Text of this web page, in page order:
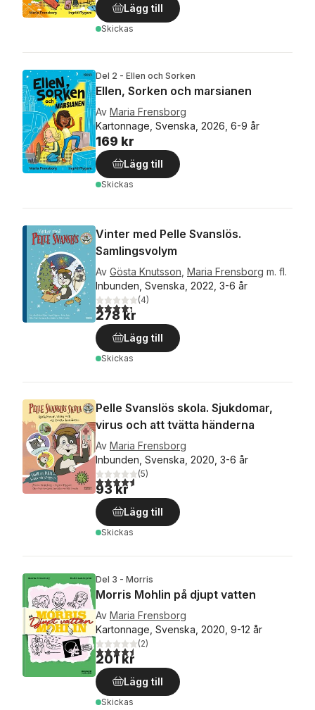
Lägg till
Skickas
Del 2 - Ellen och Sorken
Ellen, Sorken och marsianen
Av Maria Frensborg
Kartonnage, Svenska, 2026, 6-9 år
169 kr
Lägg till
Skickas
Vinter med Pelle Svanslös.
Samlingsvolym
Av Gösta Knutsson Maria Frensborg m. fl.
Inbunden, Svenska, 2022, 3-6 år
4,3utav 5 stjärnor. Totalt antal röster:
(4)
278 kr
Lägg till
Skickas
Pelle Svanslös skola. Sjukdomar,
virus och att tvätta händerna
Av Maria Frensborg
Inbunden, Svenska, 2020, 3-6 år
4,6utav 5 stjärnor. Totalt antal röster:
(5)
93 kr
Lägg till
Skickas
Del 3 - Morris
Morris Mohlin på djupt vatten
Av Maria Frensborg
Kartonnage, Svenska, 2020, 9-12 år
4,5utav 5 stjärnor. Totalt antal röster:
(2)
201 kr
Lägg till
Skickas